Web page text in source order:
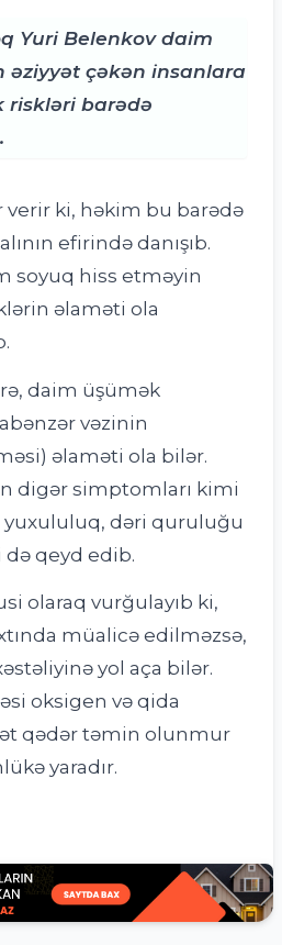
Yuri Belenkov daim
əziyyət çəkən insanlara
riskləri barədə
verir ki, həkim bu barədə
efirində danışıb.
soyuq hiss etməyin
əlaməti ola
daim üşümək
vəzinin
əlaməti ola bilər.
digər simptomları kimi
dəri quruluğu
qeyd edib.
olaraq vurğulayıb ki,
müalicə edilməzsə,
yol aça bilər.
oksigen və qida
qədər təmin olunmur
yaradır.